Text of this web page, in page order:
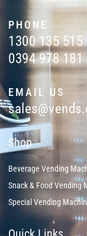
PHONE
1300 135 515
0394 978 181
EMAIL US
Shop
Beverage Vending
Snack & Food Vending
Special Vending